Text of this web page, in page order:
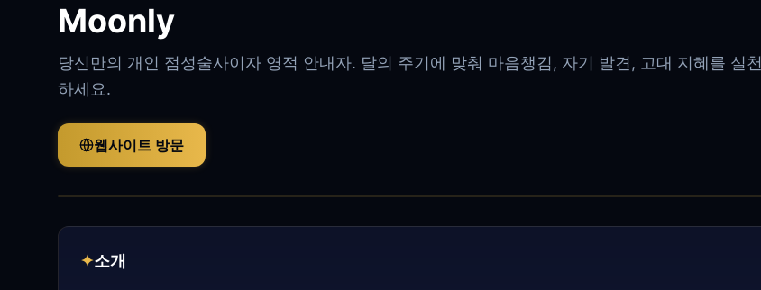
Moonly
당신만의 개인 점성술사이자 영적 안내자. 달의 주기에 맞춰 마음챙김, 자기 발견, 고대 지혜를 실천
하세요.
웹사이트 방문
✦소개